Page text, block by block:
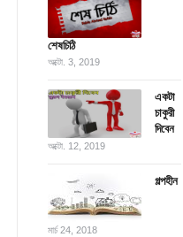
শেষচিঠি
অক্টো. 3, 2019
একটা
চাকুরী
দিবেন
অক্টো. 12, 2019
গল্পহীন
মার্চ 24, 2018